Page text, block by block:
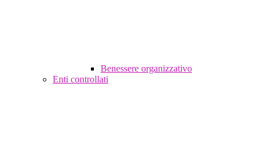
Benessere organizzativo
Enti controllati